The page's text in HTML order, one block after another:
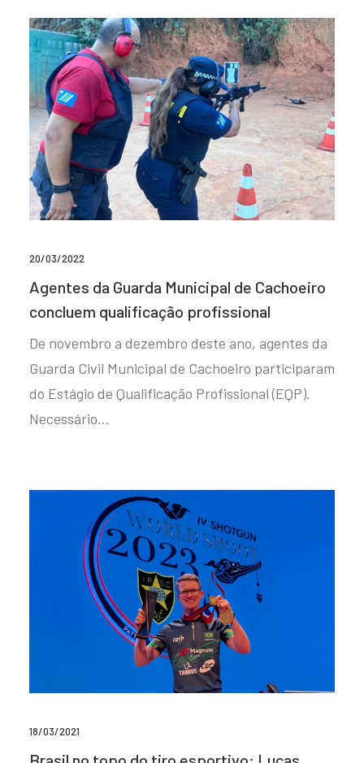
20/03/2022
Agentes da Guarda Municipal de Cachoeiro
concluem qualificação profissional
De novembro a dezembro deste ano, agentes da
Guarda Civil Municipal de Cachoeiro participaram
do Estágio de Qualificação Profissional (EQP).
Necessário…
18/03/2021